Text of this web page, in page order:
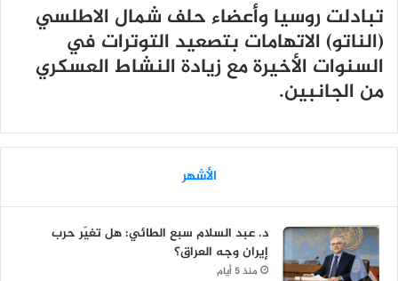
تبادلت روسيا وأعضاء حلف شمال الاطلسي
(الناتو) الاتهامات بتصعيد التوترات في
السنوات الأخيرة مع زيادة النشاط العسكري
من الجانبين.
الأشهر
د. عبد السلام سبع الطائي: هل تغيّر حرب
إيران وجه العراق؟
منذ 5 أيام